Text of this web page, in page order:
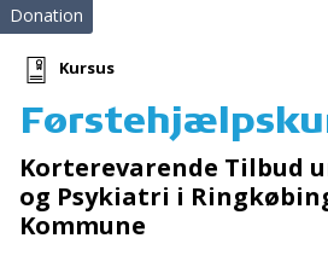
Donation
Kursus
Korterevarende Tilbud
og Psykiatri i
Kommune